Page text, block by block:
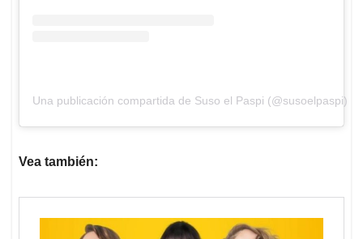
Una publicación compartida de Suso el Paspi (@susoelpaspi)
Vea también: